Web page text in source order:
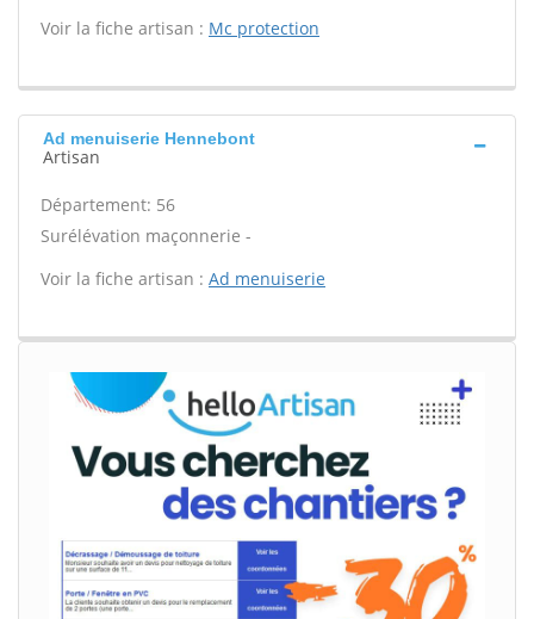
Voir la fiche artisan : Mc protection
Ad menuiserie Hennebont
Artisan
Département: 56
Surélévation maçonnerie -
Voir la fiche artisan : Ad menuiserie